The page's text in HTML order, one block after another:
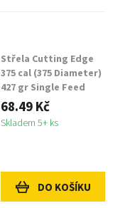
Střela Cutting Edge
375 cal (375 Diameter)
427 gr Single Feed
MTAC
68.49 Kč
Skladem 5+ ks
DO KOŠÍKU